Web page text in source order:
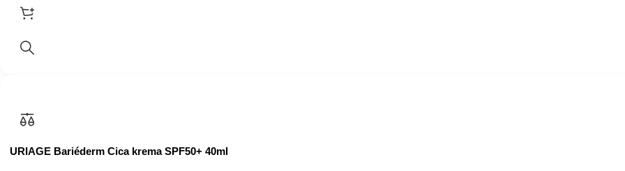
URIAGE Bariéderm Cica krema SPF50+ 40ml